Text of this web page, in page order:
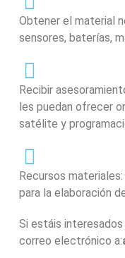
Obtener el material
sensores, baterías,
Recibir
les puedan ofrecer
satélite y
Recursos
para la elaboración
Si estáis interesados
correo electrónico a: